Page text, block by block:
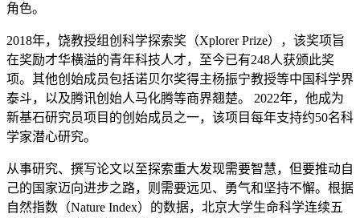
角色。
2018年，饶教授组创科学探索奖（Xplorer Prize），该奖项旨
在奖励才华横溢的青年科技人才，至今已有248人获颁此奖
项。其他创始成员包括诺贝尔奖得主杨振宁教授等中国科学界
泰斗，以及腾讯创始人马化腾等商界翘楚。 2022年，他成为
新基石研究员项目的创始成员之一，该项目每年支持约50名科
学家潜心研究。
从事研究、撰写论文以至探索重大发现需要智慧，但要推动自
己的国家迈向进步之路，则需要远见、勇气和坚持不懈。根据
自然指数（Nature Index）的数据，北京大学生命科学连续五